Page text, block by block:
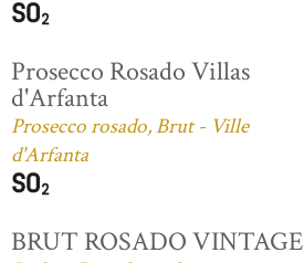
Prosecco Rosado Villas
d'Arfanta
Prosecco rosado, Brut - Ville
d'Arfanta
BRUT ROSADO VINTAGE